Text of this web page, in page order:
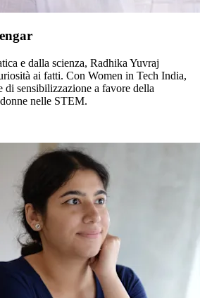
e dalla scienza, Radhika Yuvraj
ai fatti. Con Women in Tech India,
di sensibilizzazione a favore della
nelle STEM.